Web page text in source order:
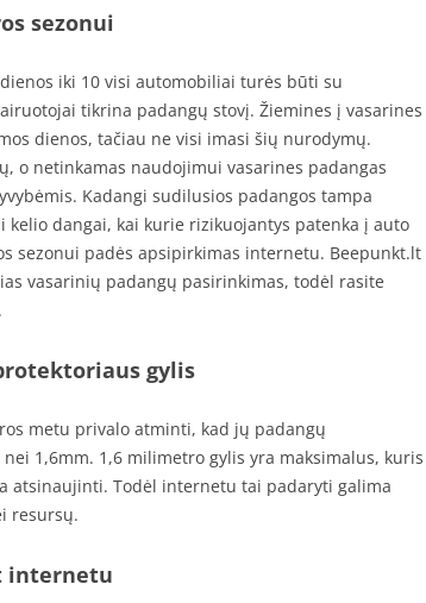
sezonui
iki 10 visi automobiliai turės būti su
tikrina padangų stovį. Žiemines į vasarines
dienos, tačiau ne visi imasi šių nurodymų.
o netinkamas naudojimui vasarines padangas
Kadangi sudilusios padangos tampa
dangai, kai kurie rizikuojantys patenka į auto
sezonui padės apsipirkimas internetu. Beepunkt.lt
vasarinių padangų pasirinkimas, todėl rasite
gylis
metu privalo atminti, kad jų padangų
1,6mm. 1,6 milimetro gylis yra maksimalus, kuris
atsinaujinti. Todėl internetu tai padaryti galima
resursų.
internetu